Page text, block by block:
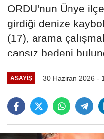
ORDU'nun Ünye
girdiği denize
(17), arama
cansız bedeni
ASAYIŞ 30 Haziran 2026 -